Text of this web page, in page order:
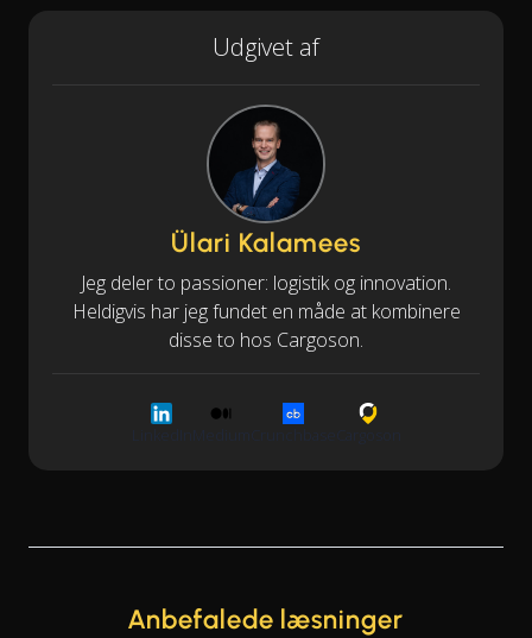
Udgivet af
Ülari Kalamees
Jeg deler to passioner: logistik og innovation.
Heldigvis har jeg fundet en måde at kombinere
disse to hos Cargoson.
Medium
Anbefalede læsninger